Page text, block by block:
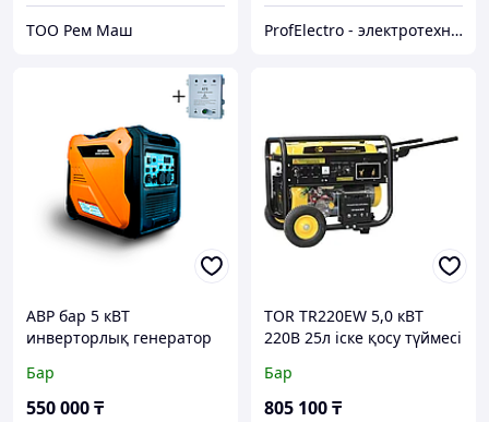
ТОО Рем Маш ProfElectro - электротехническое оборудование
АВР бар 5 кВТ
инверторлық генератор
Бар
550 000₸
TOR TR220EW 5,0 кВТ
220В 25л іске қосу түймесі
дәнекерлеу генераторы
Бар
805 100₸